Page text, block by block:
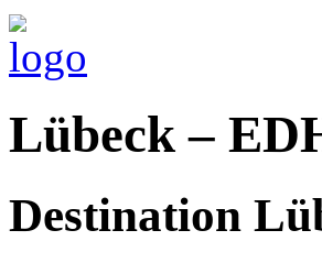
Lübeck –
Destination